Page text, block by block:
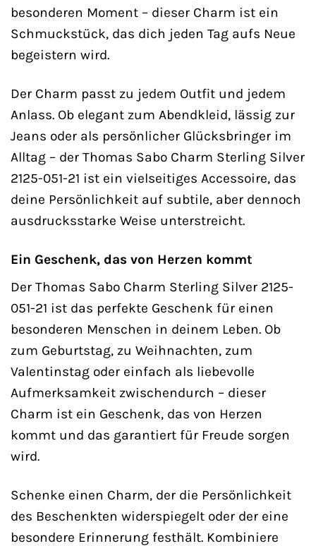
besonderen Moment – dieser Charm ist ein
Schmuckstück, das dich jeden Tag aufs Neue
begeistern wird.
Der Charm passt zu jedem Outfit und jedem
Anlass. Ob elegant zum Abendkleid, lässig zur
Jeans oder als persönlicher Glücksbringer im
Alltag – der Thomas Sabo Charm Sterling Silver
2125-051-21 ist ein vielseitiges Accessoire, das
deine Persönlichkeit auf subtile, aber dennoch
ausdrucksstarke Weise unterstreicht.
Ein Geschenk, das von Herzen kommt
Der Thomas Sabo Charm Sterling Silver 2125-
051-21 ist das perfekte Geschenk für einen
besonderen Menschen in deinem Leben. Ob
zum Geburtstag, zu Weihnachten, zum
Valentinstag oder einfach als liebevolle
Aufmerksamkeit zwischendurch – dieser
Charm ist ein Geschenk, das von Herzen
kommt und das garantiert für Freude sorgen
wird.
Schenke einen Charm, der die Persönlichkeit
des Beschenkten widerspiegelt oder der eine
besondere Erinnerung festhält. Kombiniere